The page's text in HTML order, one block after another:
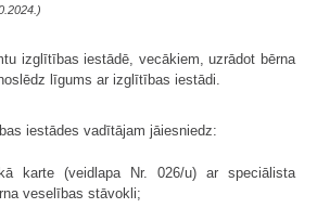
izglītības iestādē, vecākiem, uzrādot bērna
līgums ar izglītības iestādi.
iestādes vadītājam jāiesniedz:
karte (veidlapa Nr. 026/u) ar speciālista
veselības stāvokli;